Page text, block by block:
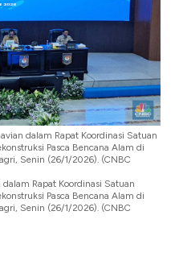
dalam Rapat Koordinasi Satuan
Pasca Bencana Alam di
Senin (26/1/2026). (CNBC
Rapat Koordinasi Satuan
Pasca Bencana Alam di
Senin (26/1/2026). (CNBC